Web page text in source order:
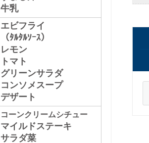
牛乳
エビフライ
（ﾀﾙﾀﾙｿｰｽ）
レモン
トマト
グリーンサラダ
コンソメスープ
デザート
コーンクリームシチュー
マイルドステーキ
サラダ菜